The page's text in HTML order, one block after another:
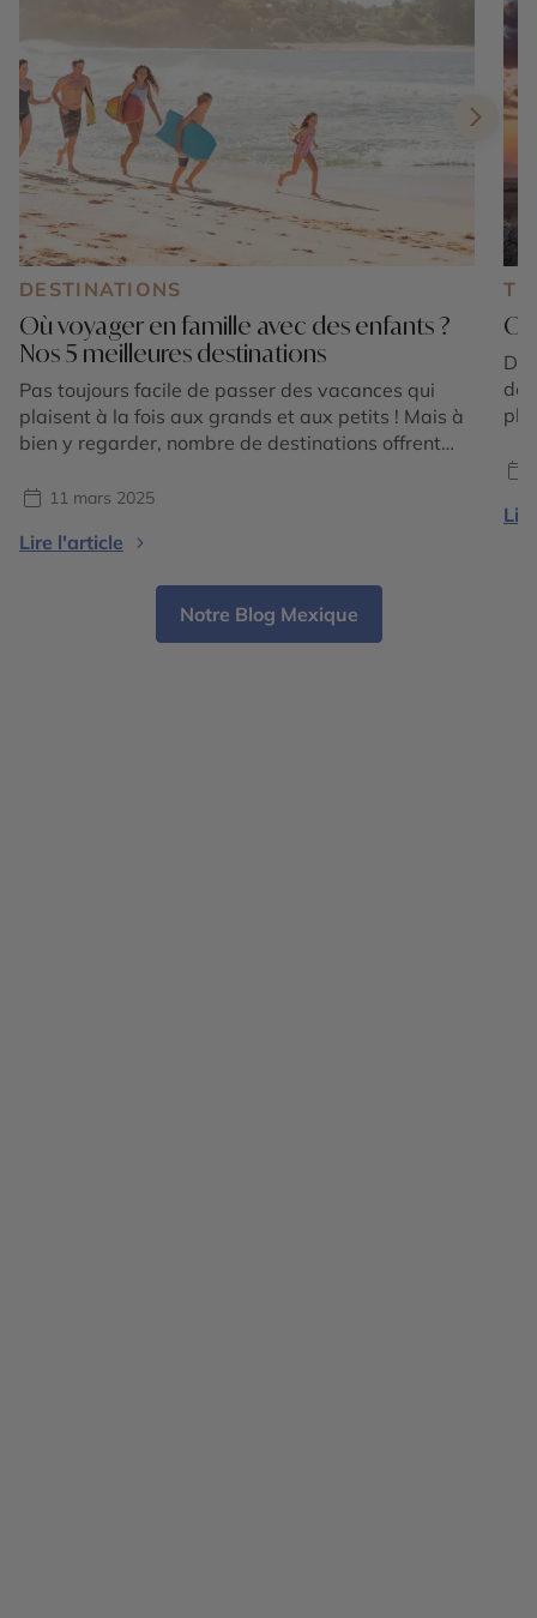
DESTINATIONS
Où voyager en famille avec des enfants ?
Nos 5 meilleures destinations
Pas toujours facile de passer des vacances qui
plaisent à la fois aux grands et aux petits ! Mais à
bien y regarder, nombre de destinations offrent
séjour balnéaire ou en circuit itinérant, il y a
le prouve notre sélection de cinq […]
11 mars 2025
Lire l'article
Notre Blog Mexique